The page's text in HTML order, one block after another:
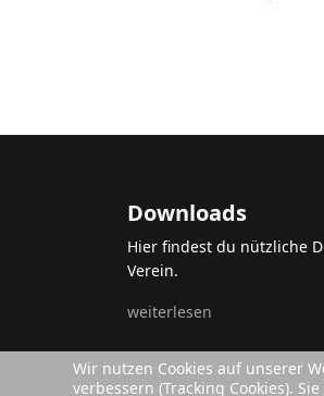
Downloads
Hier findest du nützliche
Verein.
weiterlesen
Wir nutzen Cookies auf unserer
verbessern (Tracking Cookies).